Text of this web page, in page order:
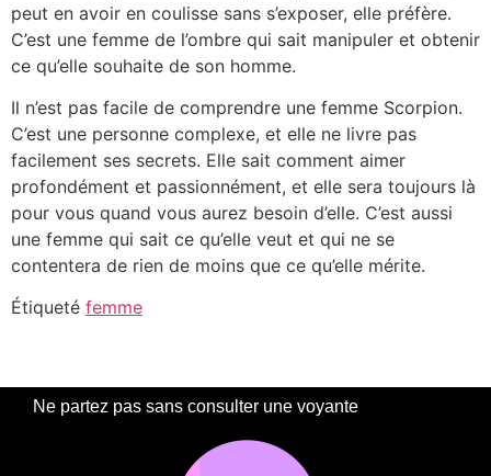
peut en avoir en coulisse sans s’exposer, elle préfère.
C’est une femme de l’ombre qui sait manipuler et obtenir
ce qu’elle souhaite de son homme.
Il n’est pas facile de comprendre une femme Scorpion.
C’est une personne complexe, et elle ne livre pas
facilement ses secrets. Elle sait comment aimer
profondément et passionnément, et elle sera toujours là
pour vous quand vous aurez besoin d’elle. C’est aussi
une femme qui sait ce qu’elle veut et qui ne se
contentera de rien de moins que ce qu’elle mérite.
Étiqueté femme
Ne partez pas sans consulter une voyante